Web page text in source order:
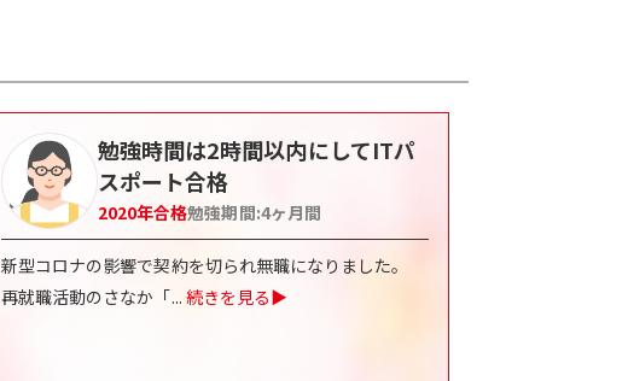
勉強時間は2時間以内にしてITパ
スポート合格
2020年合格勉強期間:4ヶ月間
新型コロナの影響で契約を切られ無職になりました。
再就職活動のさなか「... 続きを見る▶